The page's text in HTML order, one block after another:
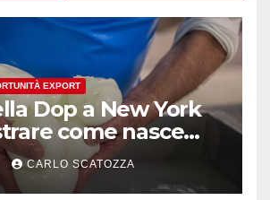
EXPORT
Dop a New York
come nasce
del sud
CARLO SCATOZZA